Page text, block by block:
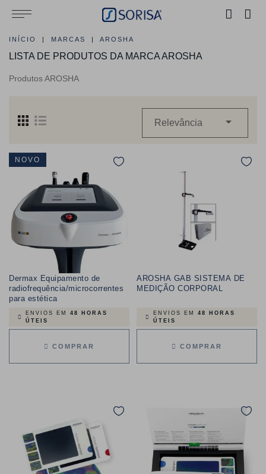
INÍCIO MARCAS AROSHA
LISTA DE PRODUTOS DA MARCA AROSHA
Produtos AROSHA
Relevância 
NOVO
Dermax Equipamento de
radiofrequência/microcorrentes
para estética
ENVIOS EM 48 HORAS
ÚTEIS
COMPRAR
AROSHA GAB SISTEMA DE
MEDIÇÃO CORPORAL
ENVIOS EM 48 HORAS
ÚTEIS
COMPRAR